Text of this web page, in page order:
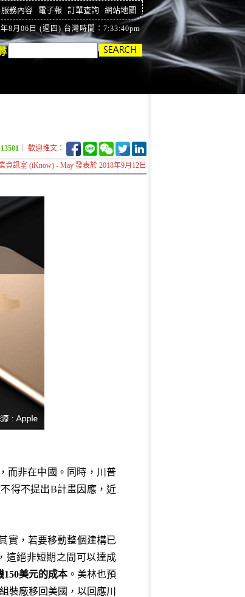
服務內容 電子報 訂單查詢 網站地圖
8月06日 (週四) 台灣時間：7:33:41pm
13501 ｜ 歡迎推文：
資訊室 (iKnow) - May 發表於 2018年9月12日
而非在中國。同時，川普
得不提出B計畫因應，近
實，若要移動整個建構已
這絕非短期之間可以達成
150美元的成本。美林也預
裝廠移回美國，以回應川